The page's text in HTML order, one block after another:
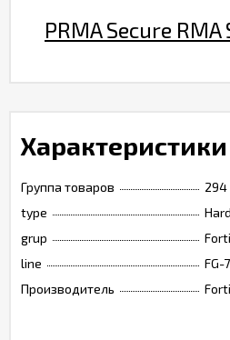
PRMA Secure RMA
Характеристики
Группа товаров
294
type
grup
line
FG-
Производитель